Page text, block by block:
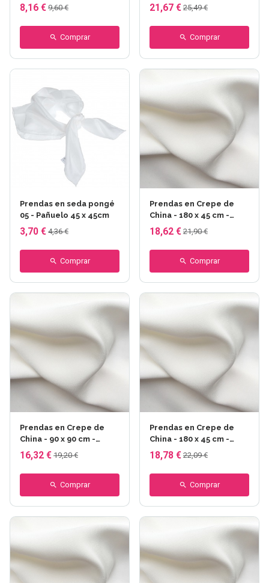
8,16 € 9,60 €
Comprar
21,67 € 25,49 €
Comprar
Prendas en seda pongé
05 - Pañuelo 45 x 45cm
3,70 € 4,36 €
Comprar
Prendas en Crepe de
China - 180 x 45 cm -
Crepe de China 12
18,62 € 21,90 €
Comprar
Prendas en Crepe de
China - 90 x 90 cm -
Crepe de China 10
16,32 € 19,20 €
Comprar
Prendas en Crepe de
China - 180 x 45 cm -
Crepe de China 10
18,78 € 22,09 €
Comprar